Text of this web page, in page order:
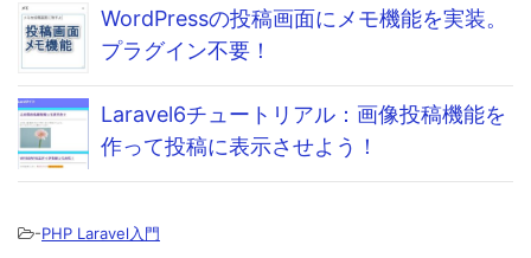
WordPressの投稿画面にメモ機能を実装。
プラグイン不要！
Laravel6チュートリアル：画像投稿機能を
作って投稿に表示させよう！
-PHP Laravel入門